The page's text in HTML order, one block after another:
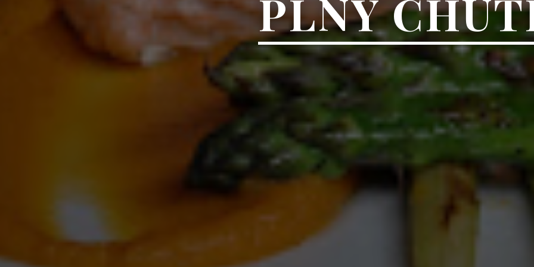
PLNÝ